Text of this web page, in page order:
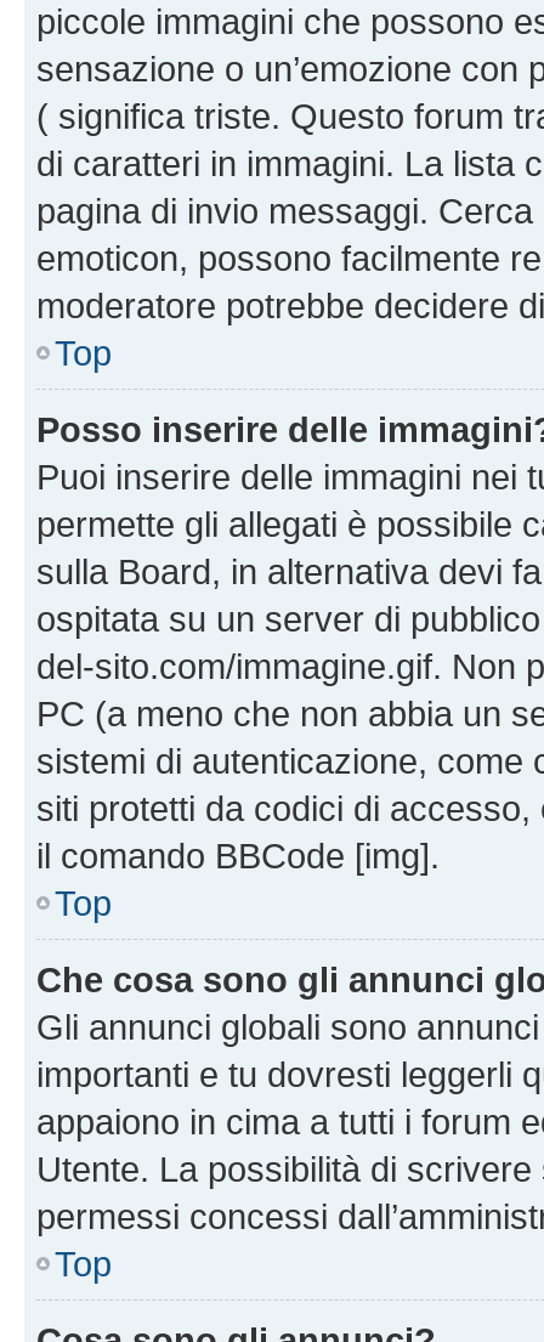
piccole immagini che possono
sensazione o un’emozione
( significa triste. Questo forum
di caratteri in immagini. La lista
pagina di invio messaggi.
emoticon, possono facilmente
moderatore potrebbe decidere
Top
Posso inserire delle
Puoi inserire delle immagini nei
permette gli allegati è possibile
sulla Board, in alternativa devi
ospitata su un server di
del-sito.com/immagine.gif. Non
PC (a meno che non abbia un
sistemi di autenticazione, come
siti protetti da codici di
il comando BBCode [img].
Top
Che cosa sono gli annunci
Gli annunci globali sono
importanti e tu dovresti leggerli
appaiono in cima a tutti i forum
Utente. La possibilità di
permessi concessi
Top